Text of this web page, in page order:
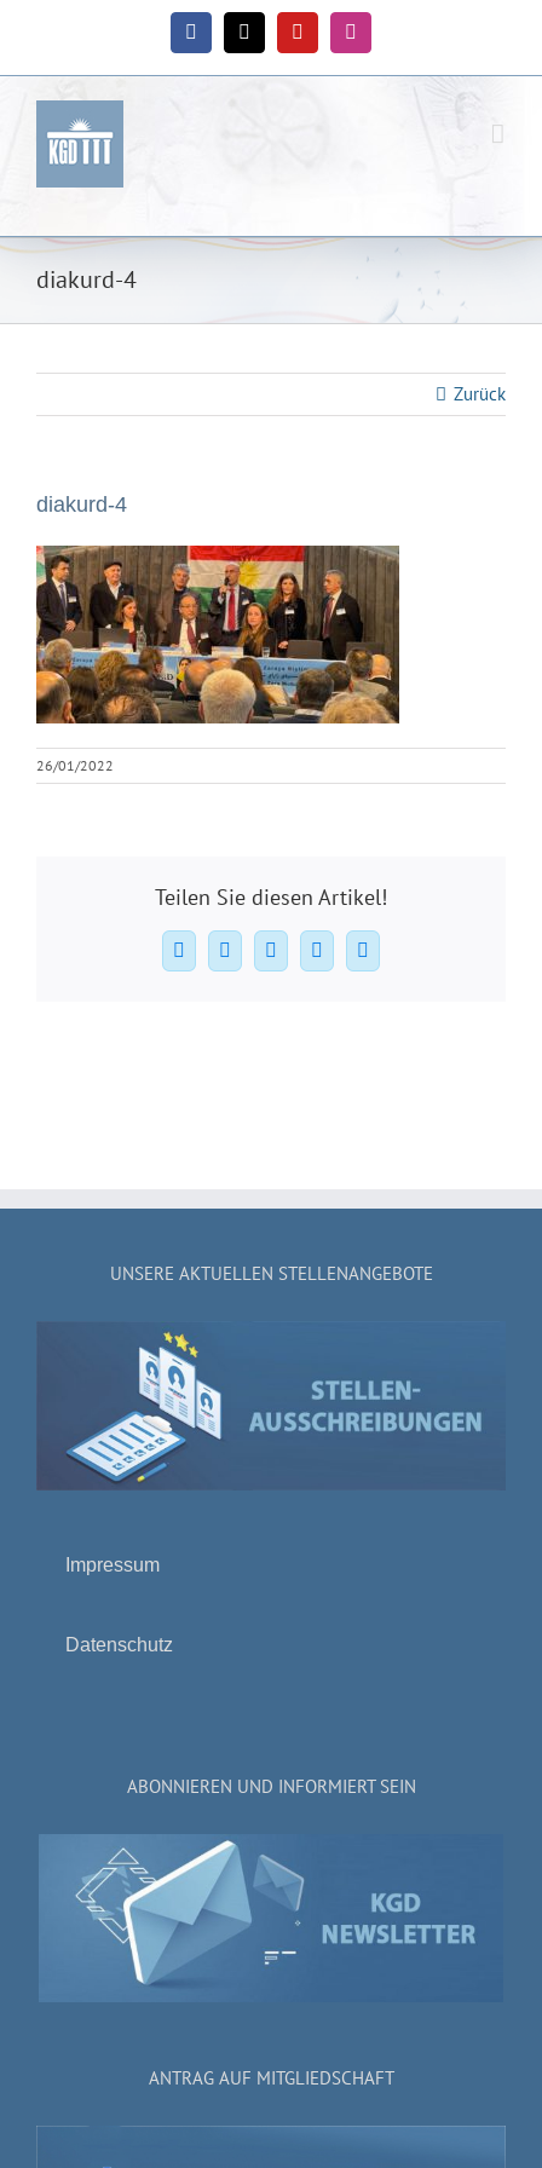
Facebook
X YouTubeInstagram
diakurd-4
Zurück
diakurd-4
26/01/2022
Teilen Sie diesen Artikel!
Facebook
X WhatsAppPinterest
E-
Mail
UNSERE AKTUELLEN STELLENANGEBOTE
Impressum
Datenschutz
ABONNIEREN UND INFORMIERT SEIN
ANTRAG AUF MITGLIEDSCHAFT